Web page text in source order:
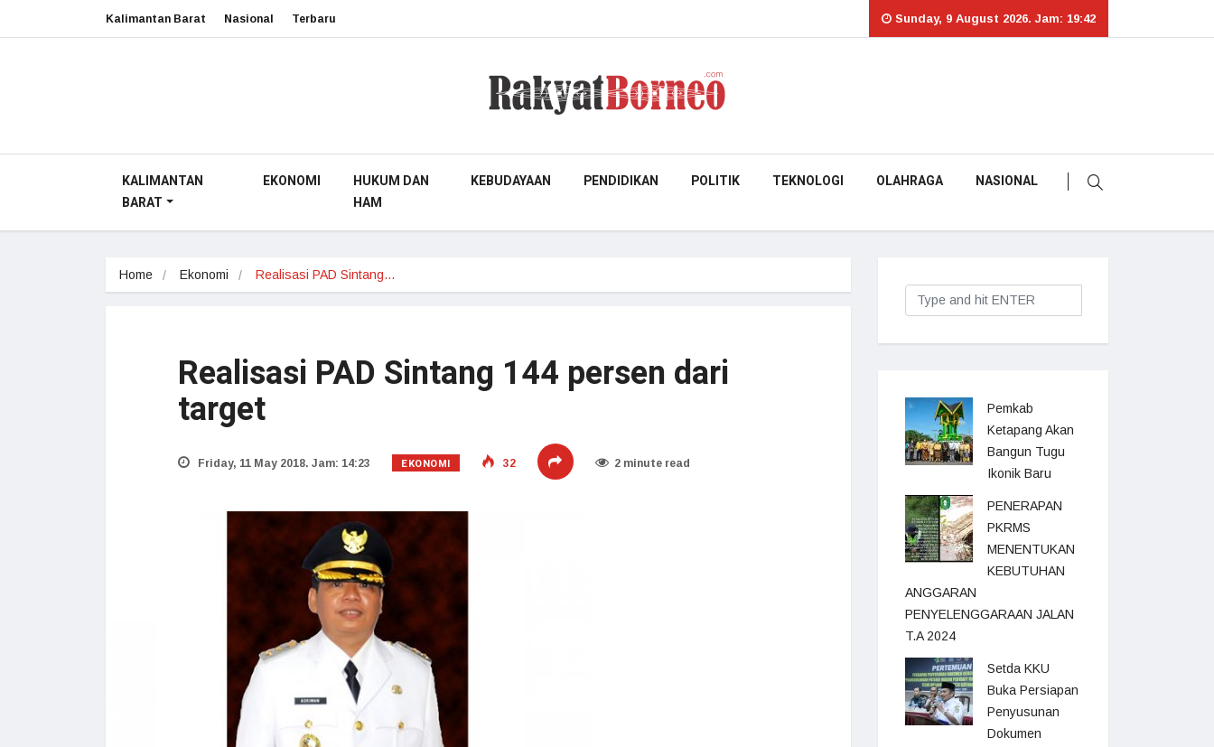
Kalimantan Barat Nasional Terbaru Sunday, 9 August 2026. Jam: 19:42
KALIMANTAN
BARAT
EKONOMI
HUKUM DAN
HAM
KEBUDAYAAN PENDIDIKAN POLITIK TEKNOLOGI OLAHRAGA NASIONAL
Home Ekonomi Realisasi PAD Sintang…
Realisasi PAD Sintang 144 persen dari
target
Friday, 11 May 2018. Jam: 14:23 EKONOMI 32 2 minute read
Pemkab
Ketapang Akan
Bangun Tugu
Ikonik Baru
PENERAPAN
PKRMS
MENENTUKAN
KEBUTUHAN
ANGGARAN
PENYELENGGARAAN JALAN
T.A 2024
Setda KKU
Buka Persiapan
Penyusunan
Dokumen